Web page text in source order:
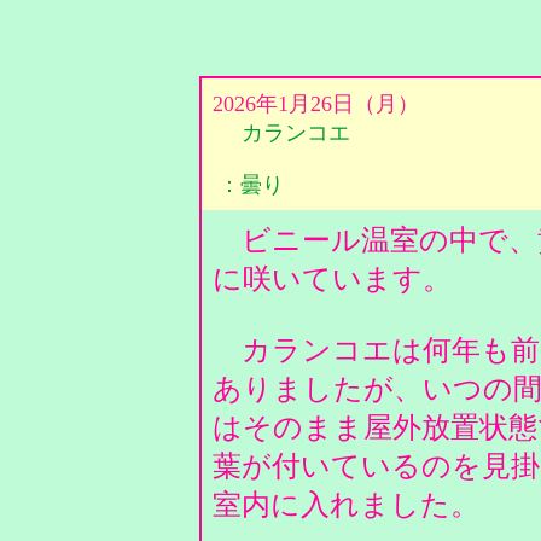
2026年1月26日（月）
カランコエ
：曇り
ビニール温室の中で
に咲いています。
カランコエは何年も
ありましたが、いつの
はそのまま屋外放置状
葉が付いているのを見
室内に入れました。